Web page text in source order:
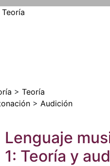
Teoría
> Teoría
> Audición
Lenguaje
1: Teoría y